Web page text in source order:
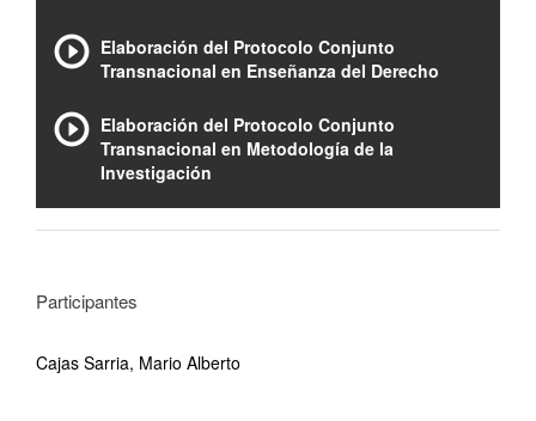
Elaboración del Protocolo Conjunto
Transnacional en Enseñanza del Derecho
Elaboración del Protocolo Conjunto
Transnacional en Metodología de la
Investigación
Participantes
Cajas Sarria, Mario Alberto